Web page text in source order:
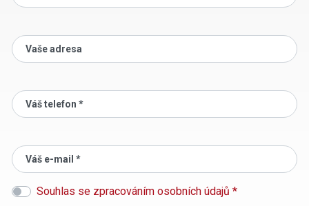
Vaše adresa
Váš telefon *
Váš e-mail *
Souhlas se zpracováním osobních údajů *